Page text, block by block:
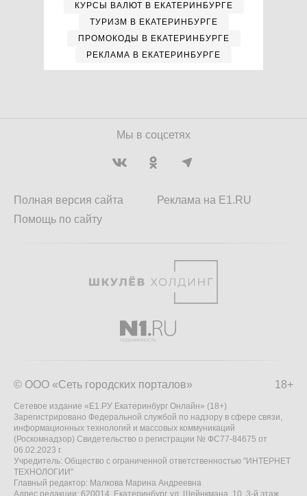
КУРСЫ ВАЛЮТ В ЕКАТЕРИНБУРГЕ
ТУРИЗМ В ЕКАТЕРИНБУРГЕ
ПРОМОКОДЫ В ЕКАТЕРИНБУРГЕ
РЕКЛАМА В ЕКАТЕРИНБУРГЕ
Мы в соцсетях
Полная версия сайта
Помощь по сайту
Реклама на E1.RU
18+
© ООО «Сеть городских порталов»
Сетевое издание «Е1.РУ Екатеринбург Онлайн» (18+)
Зарегистрировано Федеральной службой по надзору в сфере связи,
информационных технологий и массовых коммуникаций
(Роскомнадзор) Свидетельство о регистрации № ФС77-84675 от
06.02.2023 г.
Учредитель: Общество с ограниченной ответственностью "ИНТЕРНЕТ
ТЕХНОЛОГИИ"
Главный редактор: Малкова Марина Андреевна
Адрес редакции: 620014, Екатеринбург, ул. Шейнкмана, 10, 3-й этаж,